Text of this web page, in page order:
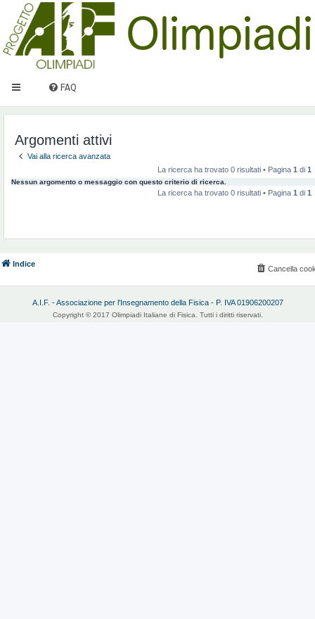
FAQ
Argomenti attivi
Vai alla ricerca avanzata
La ricerca ha trovato 0 risultati • Pagina 1 di 1
Nessun argomento o messaggio con questo criterio di ricerca.
La ricerca ha trovato 0 risultati • Pagina 1 di 1
Indice
Cancella
A.I.F. - Associazione per l'Insegnamento della Fisica - P. IVA 01906200207
Copyright © 2017 Olimpiadi Italiane di Fisica. Tutti i diritti riservati.